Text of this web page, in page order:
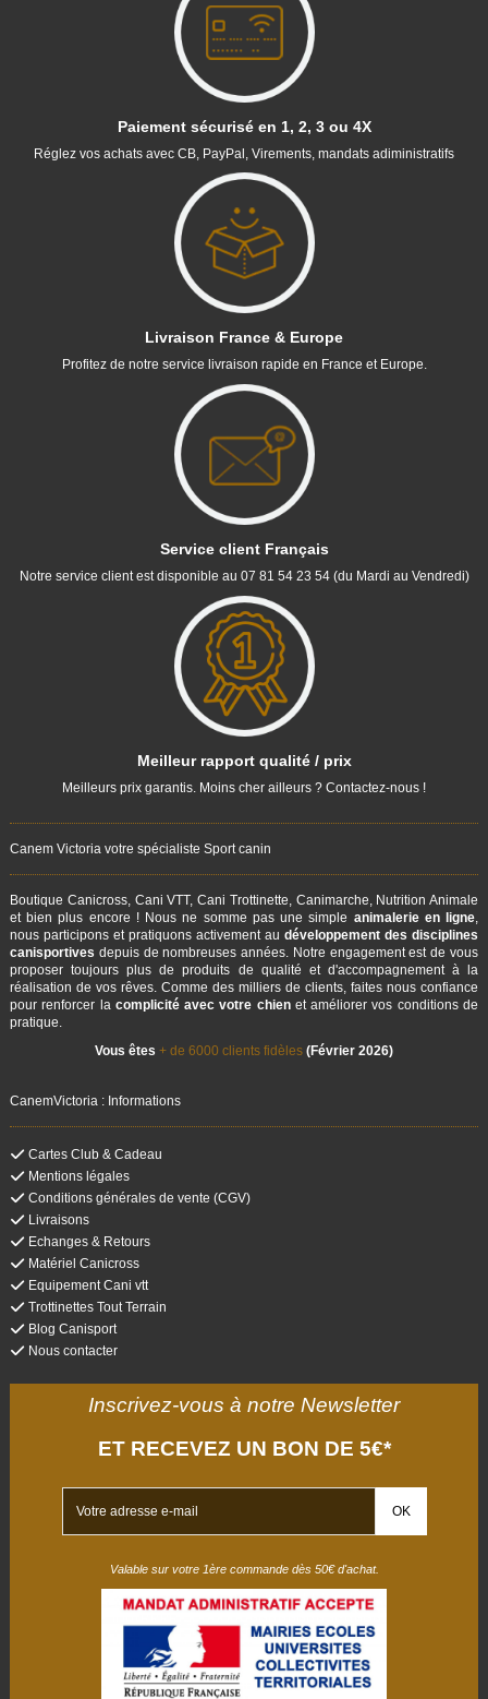
Paiement sécurisé en 1, 2, 3 ou 4X
Réglez vos achats avec CB, PayPal, Virements, mandats adiministratifs
Livraison France & Europe
Profitez de notre service livraison rapide en France et Europe.
Service client Français
Notre service client est disponible au 07 81 54 23 54 (du Mardi au Vendredi)
Meilleur rapport qualité / prix
Meilleurs prix garantis. Moins cher ailleurs ? Contactez-nous !
Canem Victoria votre spécialiste Sport canin
Boutique Canicross, Cani VTT, Cani Trottinette, Canimarche, Nutrition Animale
et bien plus encore ! Nous ne somme pas une simple animalerie en ligne,
nous participons et pratiquons activement au développement des disciplines
canisportives depuis de nombreuses années. Notre engagement est de vous
proposer toujours plus de produits de qualité et d'accompagnement à la
réalisation de vos rêves. Comme des milliers de clients, faites nous confiance
pour renforcer la complicité avec votre chienet améliorer vos conditions de
pratique.
Vous êtes + de 6000 clients fidèles (Février 2026)
CanemVictoria : Informations
Cartes Club & Cadeau
Mentions légales
Conditions générales de vente (CGV)
Livraisons
Echanges & Retours
Matériel Canicross
Equipement Cani vtt
Trottinettes Tout Terrain
Blog Canisport
Nous contacter
Inscrivez-vous à notre Newsletter
ET RECEVEZ UN BON DE 5€*
Valable sur votre 1ère commande dès 50€ d'achat.